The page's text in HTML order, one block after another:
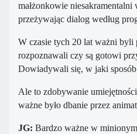
małżonkowie
przeżywając dialog według
W czasie tych 20 lat ważni byli
rozpoznawali czy są gotowi
Dowiadywali się, w jaki sposób
Ale to zdobywanie
ważne było dbanie przez
JG: Bardzo ważne w